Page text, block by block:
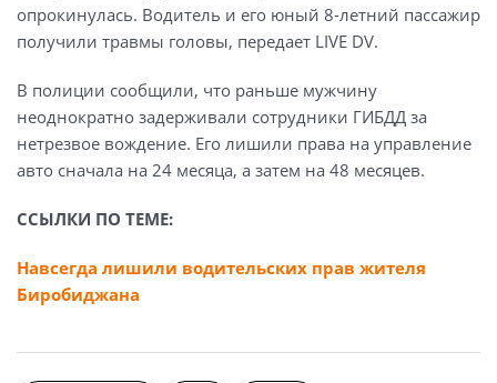
опрокинулась. Водитель и его юный 8-летний пассажир
получили травмы головы, передает LIVE DV.
В полиции сообщили, что раньше мужчину
неоднократно задерживали сотрудники ГИБДД за
нетрезвое вождение. Его лишили права на управление
авто сначала на 24 месяца, а затем на 48 месяцев.
ССЫЛКИ ПО ТЕМЕ:
Навсегда лишили водительских прав жителя
Биробиджана